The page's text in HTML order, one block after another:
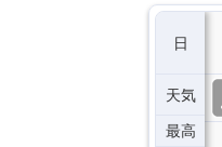
日
天気
最高
8
(土)
34℃